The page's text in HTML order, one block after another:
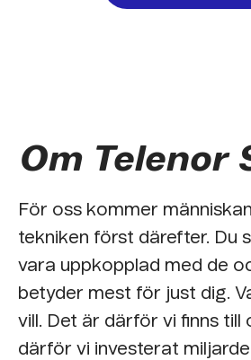
Om Telenor
För oss kommer
tekniken först därefter. Du
vara uppkopplad med de
betyder mest för just dig.
vill. Det är därför vi finns till
därför vi investerat